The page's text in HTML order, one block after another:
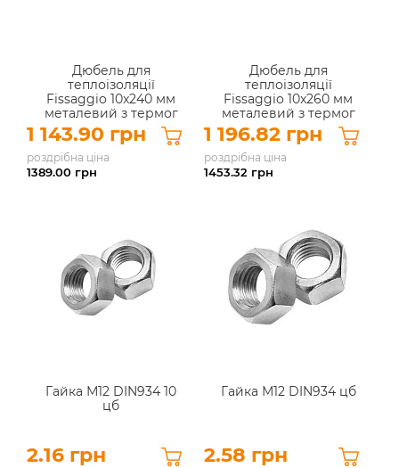
Дюбель для
теплоізоляції
Fissaggio 10x240 мм
металевий з термог
(100 шт.)
1 143.90 грн
роздрібна ціна
1389.00 грн
Дюбель для
теплоізоляції
Fissaggio 10x260 мм
металевий з термог
(100 шт.)
1 196.82 грн
роздрібна ціна
1453.32 грн
Гайка М12 DIN934 10
цб
2.16 грн
Гайка М12 DIN934 цб
2.58 грн